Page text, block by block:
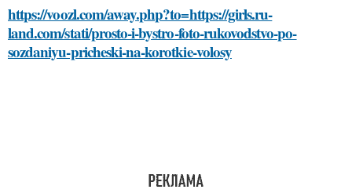
https://voozl.com/away.php?to=https://girls.ru-
land.com/stati/prosto-i-bystro-foto-rukovodstvo-po-
sozdaniyu-pricheski-na-korotkie-volosy